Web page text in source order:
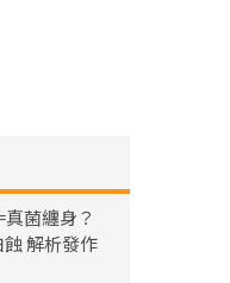
菌纏身？
解析發作